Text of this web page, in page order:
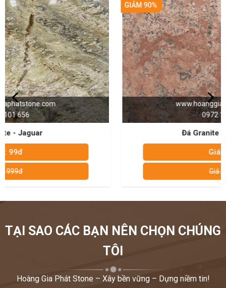
Chúng tôi mang đến những sản phẩm về đá rất, chất lượng
hoàn hảo và có mức giá phù hợp với nhu cầu sử dụng trên thị
trường. Đã có nhiều năm kinh nghiệm trong lĩnh vực thi công đá
nên rất am hiểu về đá sẽ mang đến những thông tin chính xác
cho khách hàng trong quá trình lựa chọn.
NIỀM TIN CỦA KHÁCH LÀ HẠNH PHÚC CỦA CHÚNG TÔI - HÂN
HẠNH
ĐƯỢC PHỤC VỤ QUÝ KHÁCH – HOTLINE: 0972101656 -
0946916986
www.hoanggiaphatstone.com
0972 101 656
GIẢM 90%
TẠI SAO CÁC BẠN NÊN CHỌN CHÚNG
TÔI
Hoàng Gia Phát Stone – Xây bền vững – Dựng niềm tin!